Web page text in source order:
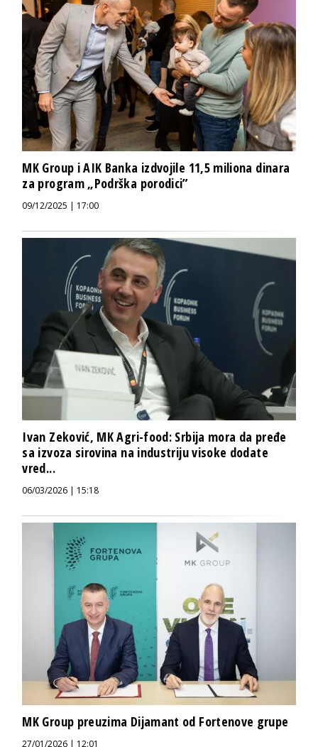
MK Group i AIK Banka izdvojile 11,5 miliona dinara
za program „Podrška porodici”
09/12/2025 | 17:00
Ivan Zeković, MK Agri-food: Srbija mora da pređe
sa izvoza sirovina na industriju visoke dodate
vred...
06/03/2026 | 15:18
MK Group preuzima Dijamant od Fortenove grupe
27/01/2026 | 12:01